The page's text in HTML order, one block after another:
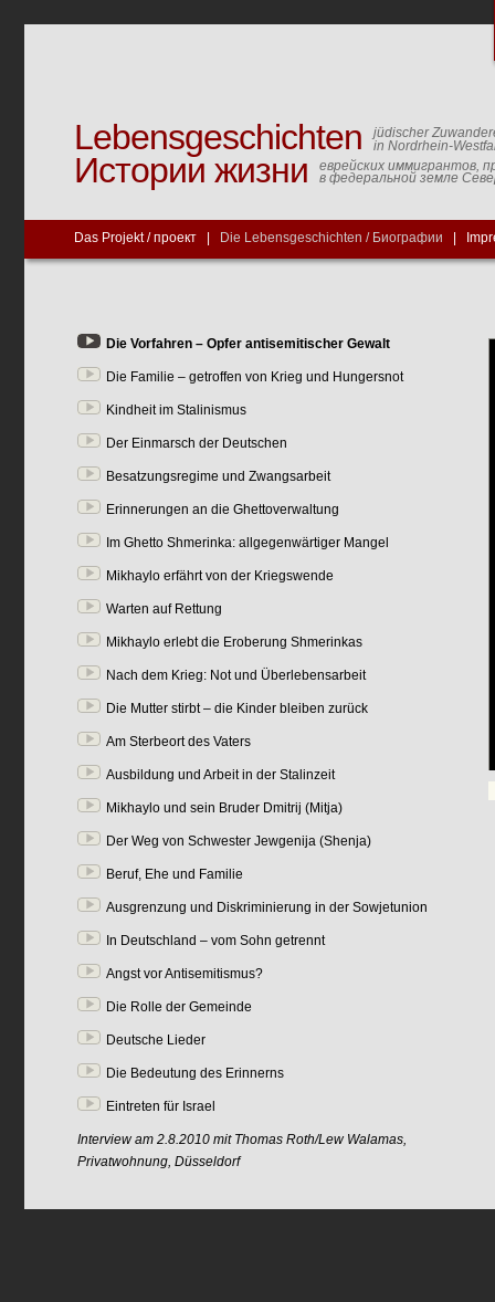
Lebensgeschichten
jüdischer
in Nordrhein-
Истории жизни еврейских иммигрантов,
в федеральной земле
Das Projekt / проект Die Lebensgeschichten / Биографии
Die Vorfahren – Opfer antisemitischer Gewalt
Die Familie – getroffen von Krieg und Hungersnot
Kindheit im Stalinismus
Der Einmarsch der Deutschen
Besatzungsregime und Zwangsarbeit
Erinnerungen an die Ghettoverwaltung
Im Ghetto Shmerinka: allgegenwärtiger Mangel
Mikhaylo erfährt von der Kriegswende
Warten auf Rettung
Mikhaylo erlebt die Eroberung Shmerinkas
Nach dem Krieg: Not und Überlebensarbeit
Die Mutter stirbt – die Kinder bleiben zurück
Am Sterbeort des Vaters
Ausbildung und Arbeit in der Stalinzeit
Mikhaylo und sein Bruder Dmitrij (Mitja)
Der Weg von Schwester Jewgenija (Shenja)
Beruf, Ehe und Familie
Ausgrenzung und Diskriminierung in der Sowjetunion
In Deutschland – vom Sohn getrennt
Angst vor Antisemitismus?
Die Rolle der Gemeinde
Deutsche Lieder
Die Bedeutung des Erinnerns
Eintreten für Israel
Interview am 2.8.2010 mit Thomas Roth/Lew Walamas,
Privatwohnung, Düsseldorf